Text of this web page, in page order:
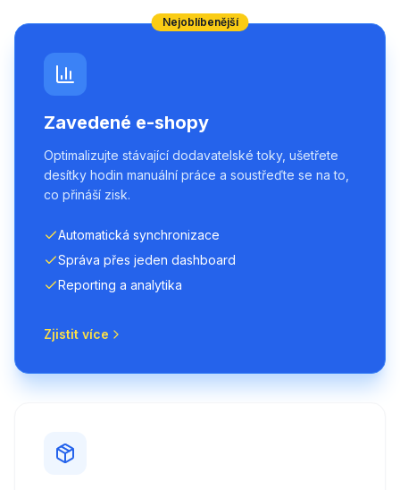
Nejoblíbenější
Zavedené e-shopy
Optimalizujte stávající dodavatelské toky, ušetřete
desítky hodin manuální práce a soustřeďte se na to,
co přináší zisk.
Automatická synchronizace
Správa přes jeden dashboard
Reporting a analytika
Zjistit více